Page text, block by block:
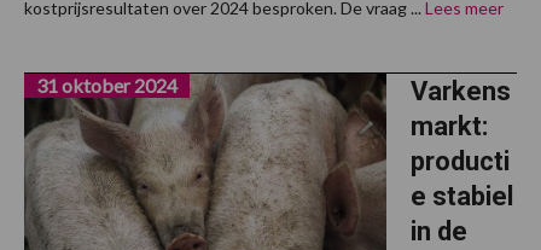
kostprijsresultaten over 2024 besproken. De vraag ... Lees meer
Varkens
markt:
producti
e stabiel
in de
31 oktober 2024